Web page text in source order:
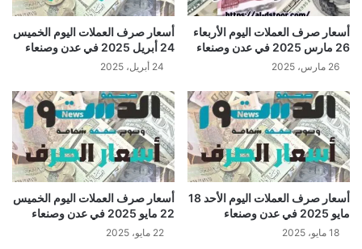
أسعار صرف العملات اليوم الأربعاء
26 مارس 2025 في عدن وصنعاء
26 مارس، 2025
أسعار صرف العملات اليوم الخميس
24 أبريل 2025 في عدن وصنعاء
24 أبريل، 2025
أسعار صرف العملات اليوم الأحد 18
مايو 2025 في عدن وصنعاء
18 مايو، 2025
أسعار صرف العملات اليوم الخميس
22 مايو 2025 في عدن وصنعاء
22 مايو، 2025